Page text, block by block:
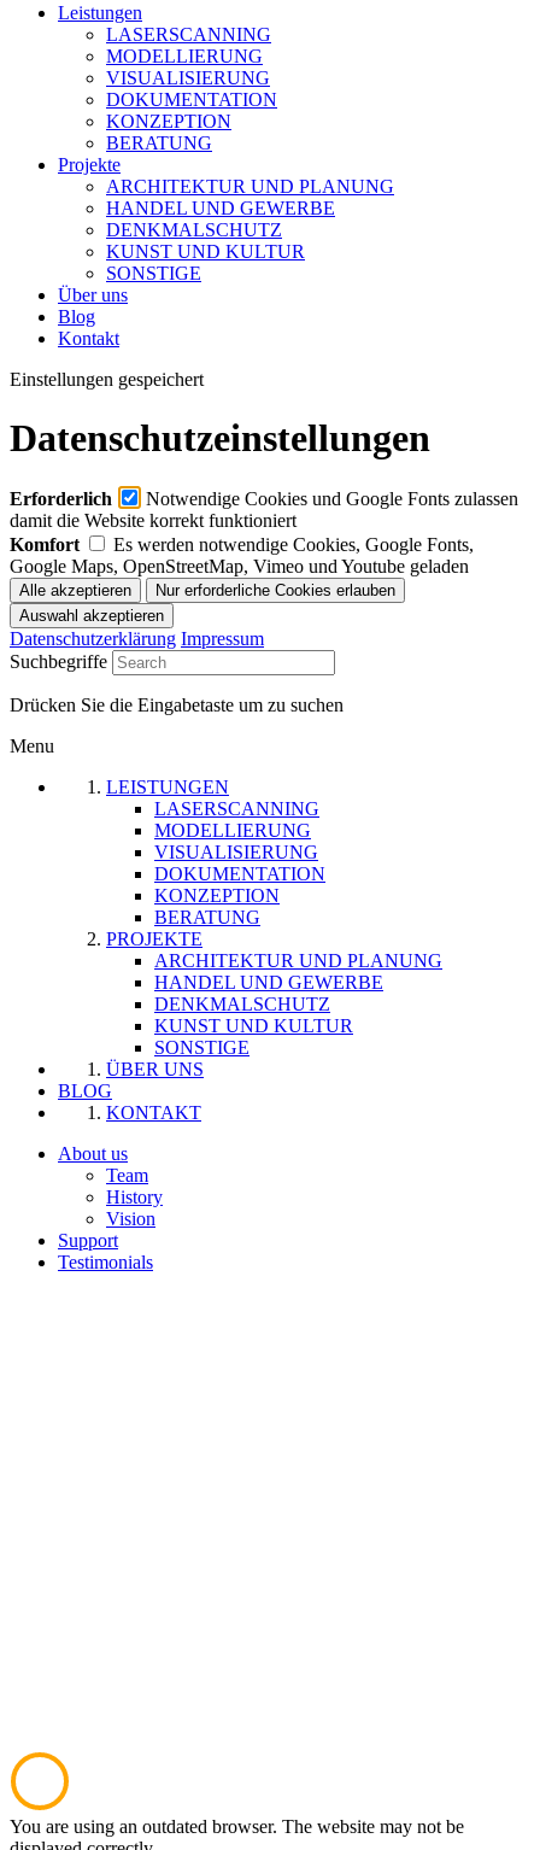
Leistungen
LASERSCANNING
MODELLIERUNG
VISUALISIERUNG
DOKUMENTATION
KONZEPTION
BERATUNG
Projekte
ARCHITEKTUR UND PLANUNG
HANDEL UND GEWERBE
DENKMALSCHUTZ
KUNST UND KULTUR
SONSTIGE
Über uns
Blog
Kontakt
Einstellungen gespeichert
Datenschutzeinstellungen
Erforderlich
Notwendige Cookies und Google Fonts zulassen
damit die Website korrekt funktioniert
Komfort
Es werden notwendige Cookies, Google Fonts,
Google Maps, OpenStreetMap, Vimeo und Youtube geladen
Datenschutzerklärung Impressum
Suchbegriffe
Drücken Sie die Eingabetaste um zu suchen
Menu
LEISTUNGEN
LASERSCANNING
MODELLIERUNG
VISUALISIERUNG
DOKUMENTATION
KONZEPTION
BERATUNG
PROJEKTE
ARCHITEKTUR UND PLANUNG
HANDEL UND GEWERBE
DENKMALSCHUTZ
KUNST UND KULTUR
SONSTIGE
ÜBER UNS
BLOG
KONTAKT
About us
Team
History
Vision
Support
Testimonials
You are using an outdated browser. The website may not be